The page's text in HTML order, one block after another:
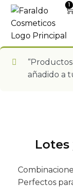
1
añadido a
Lotes
Perfectos